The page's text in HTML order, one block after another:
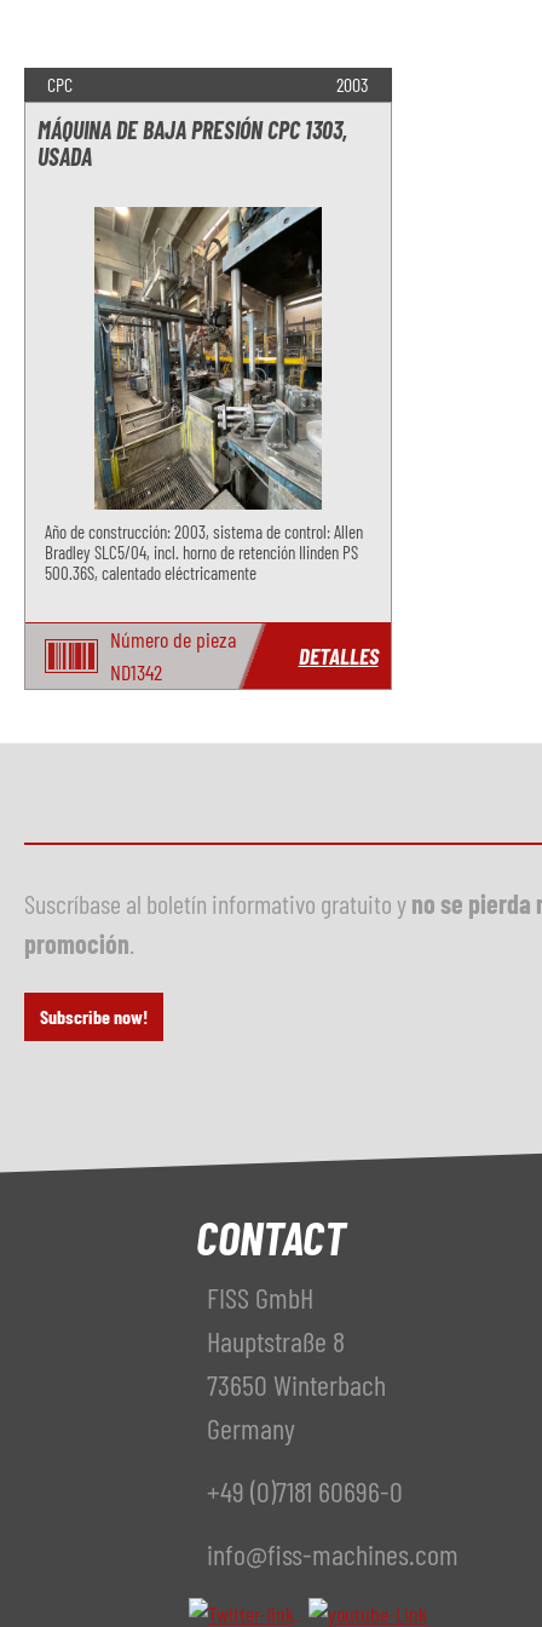
CPC 2003
MÁQUINA DE BAJA PRESIÓN CPC 1303,
USADA
Año de construcción: 2003, sistema de control: Allen
Bradley SLC5/04, incl. horno de retención Ilinden PS
500.36S, calentado eléctricamente
Número de pieza
ND1342
DETALLES
Suscríbase al boletín informativo gratuito yno se pierda
promoción
Subscribe now!
CONTACT
FISS GmbH
Hauptstraße 8
73650 Winterbach
Germany
+49 (0)7181 60696-0
info@fiss-machines.com